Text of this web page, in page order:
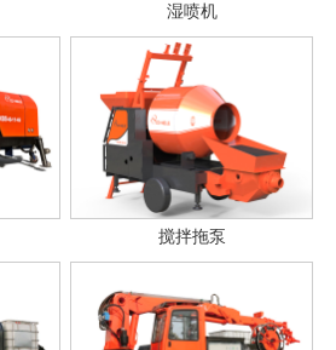
湿喷机
搅拌拖泵